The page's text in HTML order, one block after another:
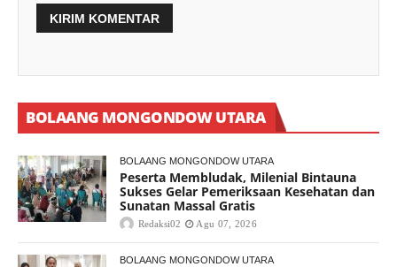
BOLAANG MONGONDOW UTARA
BOLAANG MONGONDOW UTARA
Peserta Membludak, Milenial Bintauna
Sukses Gelar Pemeriksaan Kesehatan dan
Sunatan Massal Gratis
Redaksi02 Agu 07, 2026
BOLAANG MONGONDOW UTARA